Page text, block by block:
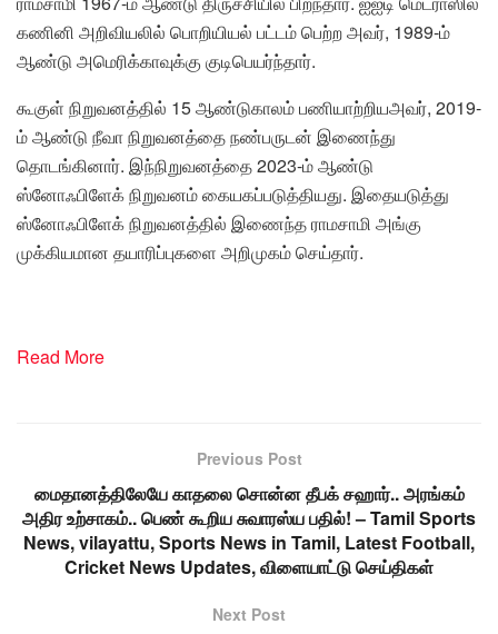
கணினி அறிவியலில் பொறியியல் பட்டம் பெற்ற அவர், 1989-ம்
ஆண்டு அமெரிக்காவுக்கு குடிபெயர்ந்தார்.
கூகுள் நிறுவனத்தில் 15 ஆண்டுகாலம் பணியாற்றியஅவர், 2019-
ம் ஆண்டு நீவா நிறுவனத்தை நண்பருடன் இணைந்து
தொடங்கினார். இந்நிறுவனத்தை 2023-ம் ஆண்டு
ஸ்னோஃபிளேக் நிறுவனம் கையகப்படுத்தியது. இதையடுத்து
ஸ்னோஃபிளேக் நிறுவனத்தில் இணைந்த ராமசாமி அங்கு
முக்கியமான தயாரிப்புகளை அறிமுகம் செய்தார்.
Read More
Previous Post
மைதானத்திலேயே காதலை சொன்ன தீபக் சஹார்.. அரங்கம்
அதிர உற்சாகம்.. பெண் கூறிய சுவாரஸ்ய பதில்! – Tamil Sports
News, vilayattu, Sports News in Tamil, Latest Football,
Cricket News Updates, விளையாட்டு செய்திகள்
Next Post